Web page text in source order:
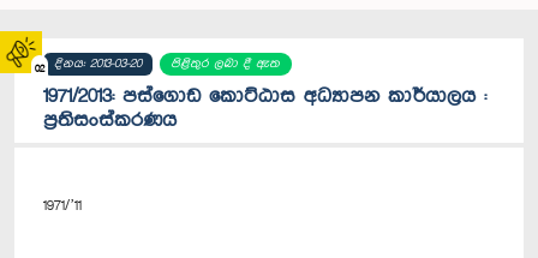
02 දිනය: 2013-03-20 පිළිතුර ලබා දී ඇත
1971/2013: පස්ගොඩ කොට්ඨාස අධ්‍යාපන කාර්යාලය :
ප්‍රතිසංස්කරණය
1971/’11